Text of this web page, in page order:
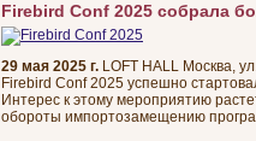
Firebird Conf 2025 собрала
29 мая 2025 г. LOFT HALL Москва,
Firebird Conf 2025 успешно
Интерес к этому мероприятию
обороты импортозамещению